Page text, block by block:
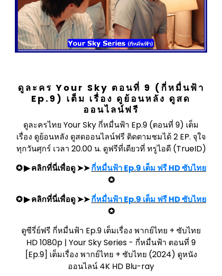
ดูละคร Your Sky ตอนที่ 9 (กี่หมื่นฟ้า
Ep.9) เต็ม เรื่อง ดูย้อนหลัง ดูสด
ออนไลน์ฟรี
ดูละครไทย Your Sky กี่หมื่นฟ้า Ep.9 (ตอนที่ 9) เต็ม
เรื่อง ดูย้อนหลัง ดูสดออนไลน์ฟรี ติดตามชมได้ 2 EP. จุใจ
ทุกวันศุกร์ เวลา 20.00 น. ดูฟรีที่เดียวที่ ทรูไอดี (TrueID)
✪ ▶ คลิกที่นี่เพื่อดู ➤➤กี่หมื่นฟ้า Ep.9 เต็ม ฟรี HD ซับไทย
✪
✪ ▶ คลิกที่นี่เพื่อดู ➤➤กี่หมื่นฟ้า Ep.9 เต็ม ฟรี HD ซับไทย
✪
ดูซีรี่ย์ฟรี กี่หมื่นฟ้า Ep.9 เต็มเรื่อง พากย์ไทย + ซับไทย
HD 1080p | Your Sky Series - กี่หมื่นฟ้า ตอนที่ 9
[Ep.9] เต็มเรื่อง พากย์ไทย + ซับไทย (2024) ดูหนัง
ออนไลน์ 4K HD Blu-ray